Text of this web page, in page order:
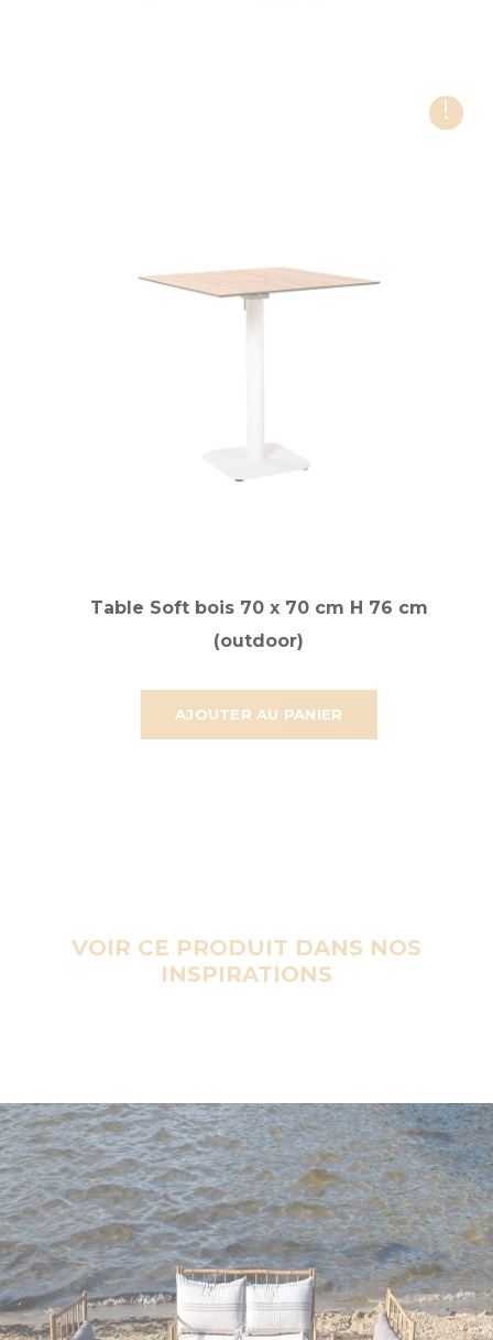
!
AJOUTER AU PANIER
Table Soft bois 70 x 70 cm H 76 cm
(outdoor)
VOIR CE PRODUIT DANS NOS
INSPIRATIONS